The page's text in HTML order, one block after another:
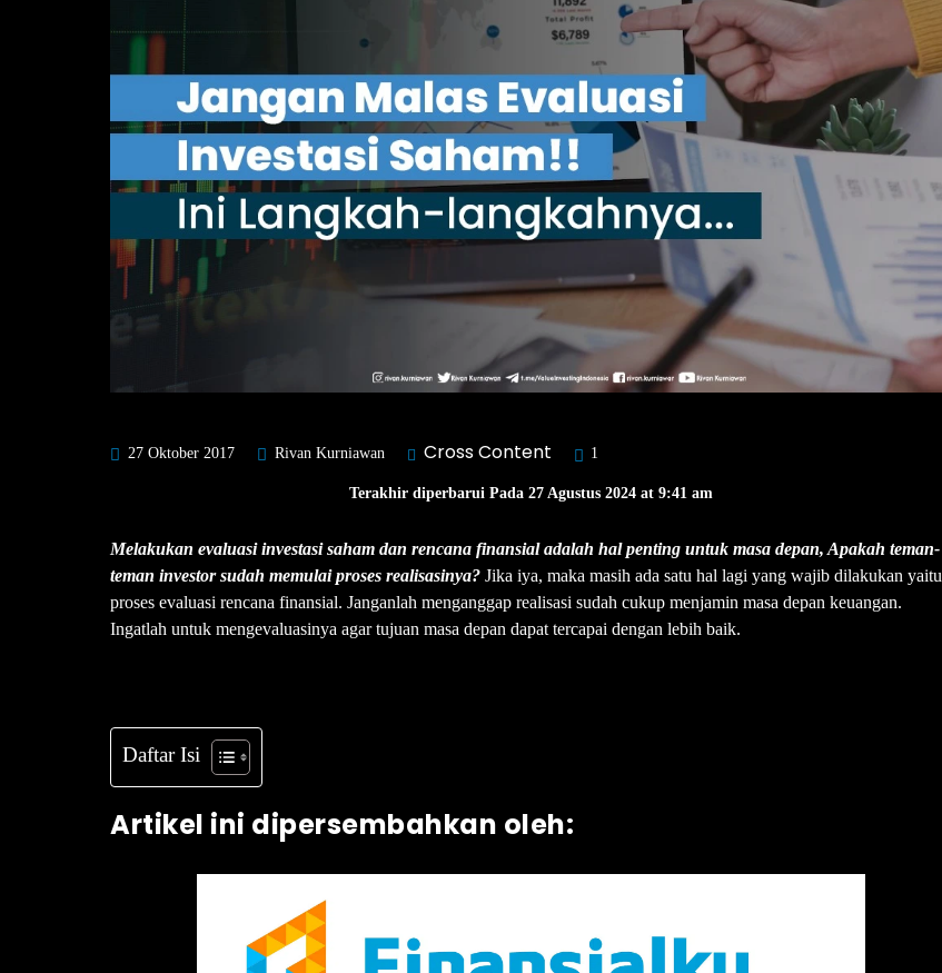
27 Oktober 2017 Rivan Kurniawan Cross Content 1
Terakhir diperbarui Pada 27 Agustus 2024 at 9:41 am
Melakukan evaluasi investasi saham dan rencana finansial adalah hal penting untuk masa depan, Apakah teman-
teman investor sudah memulai proses realisasinya? Jika iya, maka masih ada satu hal lagi yang wajib dilakukan yaitu
proses evaluasi rencana finansial. Janganlah menganggap realisasi sudah cukup menjamin masa depan keuangan.
Ingatlah untuk mengevaluasinya agar tujuan masa depan dapat tercapai dengan lebih baik.
Daftar Isi
Artikel ini dipersembahkan oleh: